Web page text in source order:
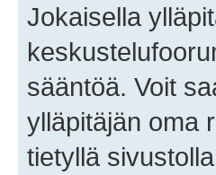
Jokaisella
sääntöä. Voit
ylläpitäjän oma
tietyllä